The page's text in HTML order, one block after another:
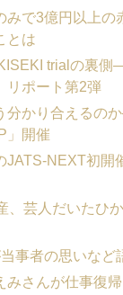
みで3億円以上
とは
KISEKI trialの裏
リポート第2弾
分かり合えるの
」開催
JATS-NEXT初
、芸人だいたひ
事者の思いな
みさんが仕事復